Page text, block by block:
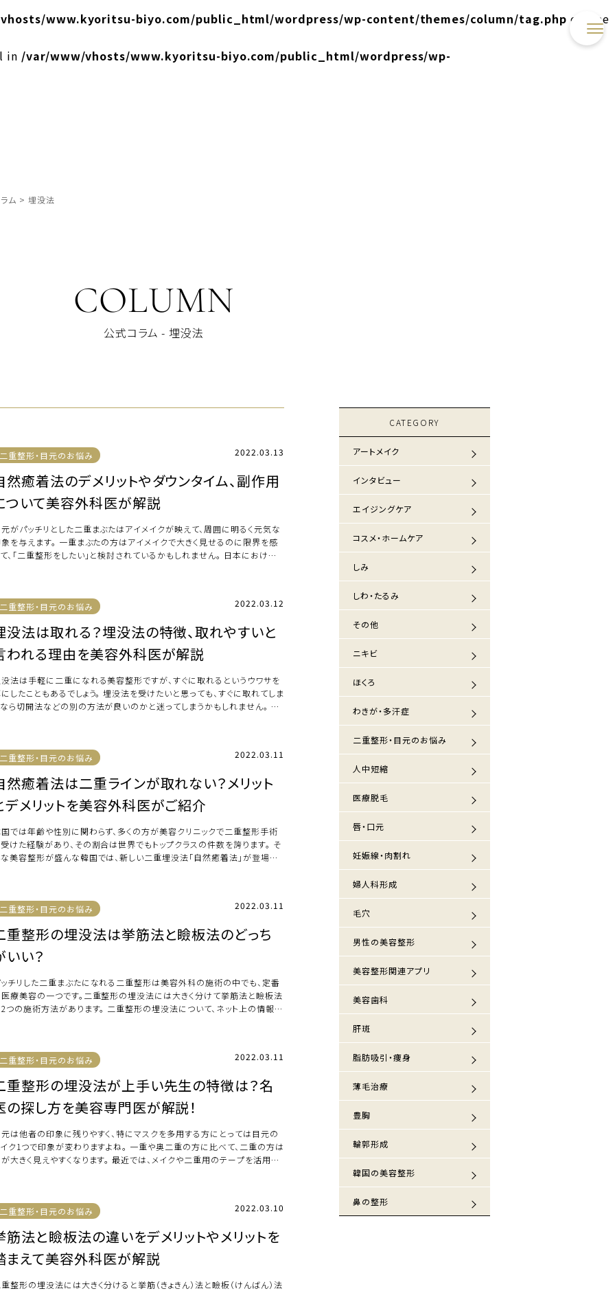
www.kyoritsu-biyo.com/public_html/wordpress/wp-content/themes/column/tag.php on line
in /var/www/vhosts/www.kyoritsu-biyo.com/public_html/wordpress/wp-
ム > 埋没法
COLUMN
公式コラム - 埋没法
二重整形・目元のお悩み 2022.03.13
然癒着法のデメリットやダウンタイム、副作用
ついて美容外科医が解説
がパッチリとした二重まぶたはアイメイクが映えて、周囲に明るく元気な
を与えます。 一重まぶたの方はアイメイクで大きく見せるのに限界を感
、「二重整形をしたい」と検討されているかもしれません。 日本における
二重整形・目元のお悩み 2022.03.12
没法は取れる？埋没法の特徴、取れやすいと
われる理由を美容外科医が解説
法は手軽に二重になれる美容整形ですが、すぐに取れるというウワサを
したこともあるでしょう。 埋没法を受けたいと思っても、すぐに取れてしま
ら切開法などの別の方法が良いのかと迷ってしまうかもしれません。 し
二重整形・目元のお悩み 2022.03.11
然癒着法は二重ラインが取れない？メリット
デメリットを美容外科医がご紹介
では年齢や性別に関わらず、多くの方が美容クリニックで二重整形手術
けた経験があり、その割合は世界でもトップクラスの件数を誇ります。 そ
美容整形が盛んな韓国では、新しい二重埋没法「自然癒着法」が登場し、
二重整形・目元のお悩み 2022.03.11
重整形の埋没法は挙筋法と瞼板法のどっち
いい？
チリした二重まぶたになれる二重整形は美容外科の施術の中でも、定番
療美容の一つです。二重整形の埋没法には大きく分けて挙筋法と瞼板法
つの施術方法があります。 二重整形の埋没法について、ネット上の情報を
二重整形・目元のお悩み 2022.03.11
重整形の埋没法が上手い先生の特徴は？名
の探し方を美容専門医が解説！
は他者の印象に残りやすく、特にマスクを多用する方にとっては目元の
ク1つで印象が変わりますよね。 一重や奥二重の方に比べて、二重の方は
大きく見えやすくなります。 最近では、メイクや二重用のテープを活用し
二重整形・目元のお悩み 2022.03.10
筋法と瞼板法の違いをデメリットやメリットを
まえて美容外科医が解説
整形の埋没法には大きく分けると挙筋（きょきん）法と瞼板（けんばん）法
CATEGORY
アートメイク
インタビュー
エイジングケア
コスメ・ホームケア
しみ
しわ・たるみ
その他
ニキビ
ほくろ
わきが・多汗症
二重整形・目元のお悩み
人中短縮
医療脱毛
唇・口元
妊娠線・肉割れ
婦人科形成
毛穴
男性の美容整形
美容整形関連アプリ
美容歯科
肝斑
脂肪吸引・痩身
薄毛治療
豊胸
輪郭形成
韓国の美容整形
鼻の整形